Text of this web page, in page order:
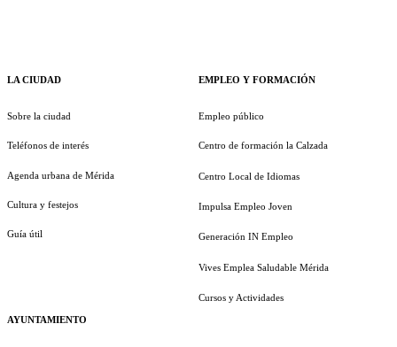
LA CIUDAD
Sobre la ciudad
Teléfonos de interés
Agenda urbana de Mérida
Cultura y festejos
Guía útil
AYUNTAMIENTO
EMPLEO Y FORMACIÓN
Empleo público
Centro de formación la Calzada
Centro Local de Idiomas
Impulsa Empleo Joven
Generación IN Empleo
Vives Emplea Saludable Mérida
Cursos y Actividades